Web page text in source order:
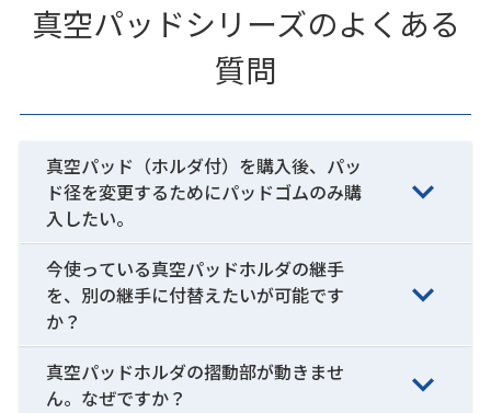
真空パッドシリーズのよくある
質問
真空パッド（ホルダ付）を購入後、パッ
ド径を変更するためにパッドゴムのみ購
入したい。
今使っている真空パッドホルダの継手
を、別の継手に付替えたいが可能です
か？
真空パッドホルダの摺動部が動きませ
ん。なぜですか？